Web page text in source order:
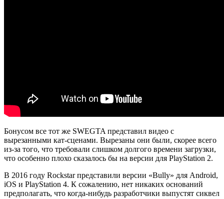
Бонусом все тот же SWEGTA представил видео с
вырезанными кат-сценами. Вырезаны они были, скорее всего
из-за того, что требовали слишком долгого времени загрузки,
что особенно плохо сказалось бы на версии для PlayStation 2.
В 2016 году Rockstar представили версии «Bully» для Android,
iOS и PlayStation 4. К сожалению, нет никаких оснований
предполагать, что когда-нибудь разработчики выпустят сиквел